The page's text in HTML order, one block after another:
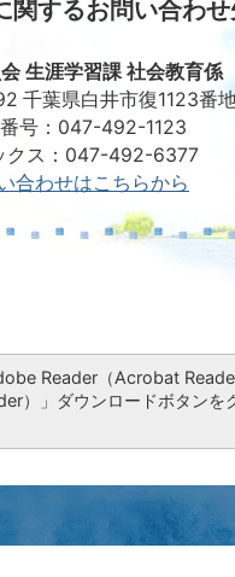
関するお問い合わ
生涯学習課 社会教育係
千葉県白井市復1123番
号：047-492-1123
クス：047-492-6377
合わせはこちらから
Reader（Acrobat
）」ダウンロードボタン